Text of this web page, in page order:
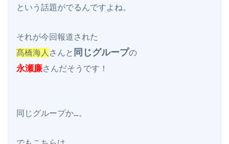
という話題がでるんですよね。
髙橋海人 さんと 同じグループ
永瀬廉さんだそうです！
同じグループか…。